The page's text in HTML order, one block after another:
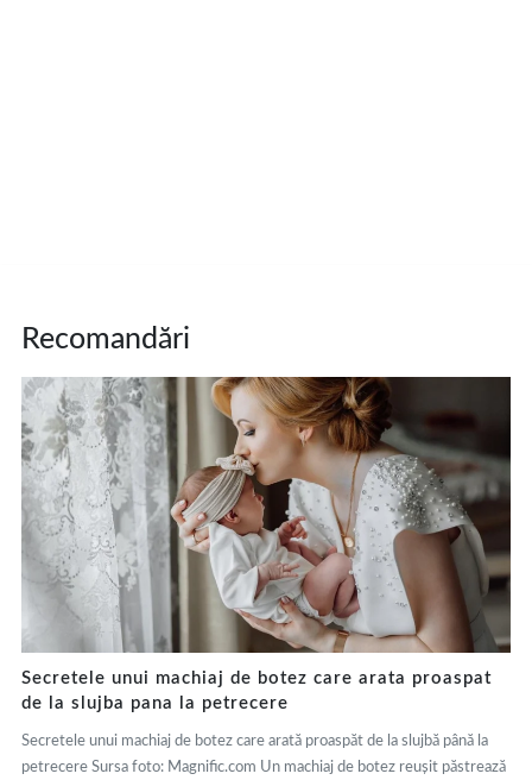
Recomandări
Secretele unui machiaj de botez care arata proaspat
de la slujba pana la petrecere
Secretele unui machiaj de botez care arată proaspăt de la slujbă până la
petrecere Sursa foto: Magnific.com Un machiaj de botez reușit păstrează